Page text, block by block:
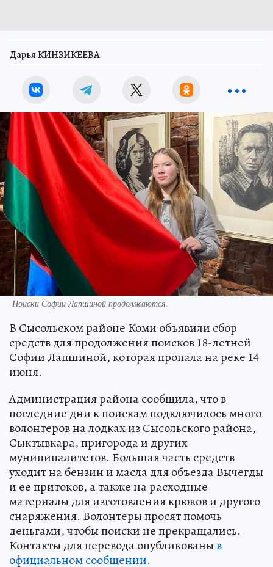
Дарья КИНЗИКЕЕВА
Поиски Софии Лапшиной продолжаются.
В Сысольском районе Коми объявили сбор
средств для продолжения поисков 18-летней
Софии Лапшиной, которая пропала на реке 14
июня.
Администрация района сообщила, что в
последние дни к поискам подключилось много
волонтеров на лодках из Сысольского района,
Сыктывкара, пригорода и других
муниципалитетов. Большая часть средств
уходит на бензин и масла для объезда Вычегды
и ее притоков, а также на расходные
материалы для изготовления крюков и другого
снаряжения. Волонтеры просят помочь
деньгами, чтобы поиски не прекращались.
Контакты для перевода опубликованыв
официальном сообщении.